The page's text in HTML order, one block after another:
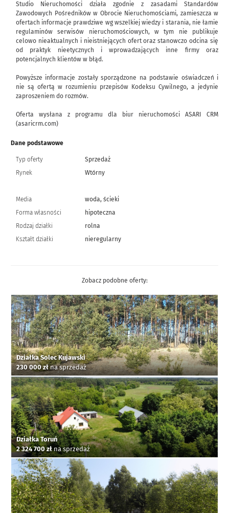
Studio Nieruchomości działa zgodnie z zasadami Standardów
Zawodowych Pośredników w Obrocie Nieruchomościami, zamieszcza w
ofertach informacje prawdziwe wg wszelkiej wiedzy i starania, nie łamie
regulaminów serwisów nieruchomościowych, w tym nie publikuje
celowo nieaktualnych i nieistniejących ofert oraz stanowczo odcina się
od praktyk nieetycznych i wprowadzających inne firmy oraz
potencjalnych klientów w błąd.
Powyższe informacje zostały sporządzone na podstawie oświadczeń i
nie są ofertą w rozumieniu przepisów Kodeksu Cywilnego, a jedynie
zaproszeniem do rozmów.
Oferta wysłana z programu dla biur nieruchomości ASARI CRM
(asaricrm.com)
Dane podstawowe
Typ oferty
Sprzedaż
Rynek
Wtórny
Media
woda, ścieki
Forma własności
hipoteczna
Rodzaj działki
rolna
Kształt działki
nieregularny
Zobacz podobne oferty:
Działka Solec Kujawski
230 000 złna sprzedaż
Działka Toruń
2 324 700 złna sprzedaż